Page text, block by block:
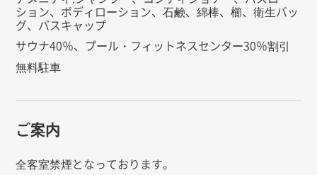
ション、ボディローション、石鹸、綿棒、櫛、衛生バッ
グ、バスキャップ
サウナ40％、プール・フィットネスセンター30％割引
無料駐車
ご案内
全客室禁煙となっております。